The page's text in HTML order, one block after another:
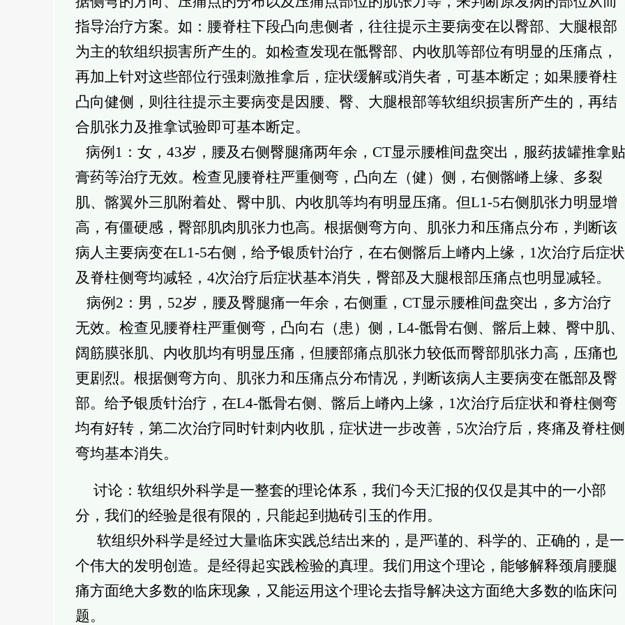
指导治疗方案。如：腰脊柱下段凸向患侧者，往往提示主要病变在以臀部、大腿根部
为主的软组织损害所产生的。如检查发现在骶臀部、内收肌等部位有明显的压痛点，
再加上针对这些部位行强刺激推拿后，症状缓解或消失者，可基本断定；如果腰脊柱
凸向健侧，则往往提示主要病变是因腰、臀、大腿根部等软组织损害所产生的，再结
合肌张力及推拿试验即可基本断定。
病例1：女，43岁，腰及右侧臀腿痛两年余，CT显示腰椎间盘突出，服药拔罐推拿贴
膏药等治疗无效。检查见腰脊柱严重侧弯，凸向左（健）侧，右侧髂嵴上缘、多裂
肌、髂翼外三肌附着处、臀中肌、内收肌等均有明显压痛。但L1-5右侧肌张力明显增
高，有僵硬感，臀部肌肉肌张力也高。根据侧弯方向、肌张力和压痛点分布，判断该
病人主要病变在L1-5右侧，给予银质针治疗，在右侧髂后上嵴内上缘，1次治疗后症状
及脊柱侧弯均减轻，4次治疗后症状基本消失，臀部及大腿根部压痛点也明显减轻。
病例2：男，52岁，腰及臀腿痛一年余，右侧重，CT显示腰椎间盘突出，多方治疗
无效。检查见腰脊柱严重侧弯，凸向右（患）侧，L4-骶骨右侧、髂后上棘、臀中肌、
阔筋膜张肌、内收肌均有明显压痛，但腰部痛点肌张力较低而臀部肌张力高，压痛也
更剧烈。根据侧弯方向、肌张力和压痛点分布情况，判断该病人主要病变在骶部及臀
部。给予银质针治疗，在L4-骶骨右侧、髂后上嵴內上缘，1次治疗后症状和脊柱侧弯
均有好转，第二次治疗同时针刺内收肌，症状进一步改善，5次治疗后，疼痛及脊柱侧
弯均基本消失。
讨论：软组织外科学是一整套的理论体系，我们今天汇报的仅仅是其中的一小部
分，我们的经验是很有限的，只能起到抛砖引玉的作用。
软组织外科学是经过大量临床实践总结出来的，是严谨的、科学的、正确的，是一
个伟大的发明创造。是经得起实践检验的真理。我们用这个理论，能够解释颈肩腰腿
痛方面绝大多数的临床现象，又能运用这个理论去指导解决这方面绝大多数的临床问
题。